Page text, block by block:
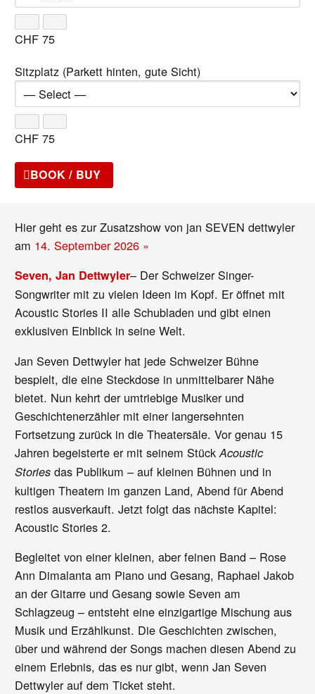
CHF 75
Sitzplatz (Parkett hinten, gute Sicht)
CHF 75
BOOK / BUY
Hier geht es zur Zusatzshow von jan SEVEN dettwyler
am 14. September 2026 »
Seven, Jan Dettwyler– Der Schweizer Singer-
Songwriter mit zu vielen Ideen im Kopf. Er öffnet mit
Acoustic Stories II alle Schubladen und gibt einen
exklusiven Einblick in seine Welt.
Jan Seven Dettwyler hat jede Schweizer Bühne
bespielt, die eine Steckdose in unmittelbarer Nähe
bietet. Nun kehrt der umtriebige Musiker und
Geschichtenerzähler mit einer langersehnten
Fortsetzung zurück in die Theatersäle. Vor genau 15
Jahren begeisterte er mit seinem StückAcoustic
Stories das Publikum – auf kleinen Bühnen und in
kultigen Theatern im ganzen Land, Abend für Abend
restlos ausverkauft. Jetzt folgt das nächste Kapitel:
Acoustic Stories 2.
Begleitet von einer kleinen, aber feinen Band – Rose
Ann Dimalanta am Piano und Gesang, Raphael Jakob
an der Gitarre und Gesang sowie Seven am
Schlagzeug – entsteht eine einzigartige Mischung aus
Musik und Erzählkunst. Die Geschichten zwischen,
über und während der Songs machen diesen Abend zu
einem Erlebnis, das es nur gibt, wenn Jan Seven
Dettwyler auf dem Ticket steht.